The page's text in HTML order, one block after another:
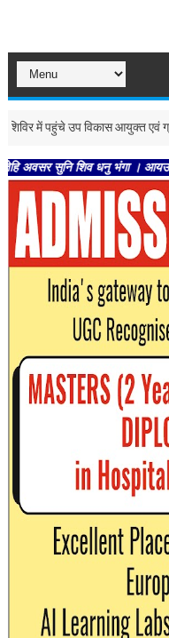
पहुंचे उप विकास आयुक्त एवं ग्रामीण
शिव धनु भंगा । आयउ